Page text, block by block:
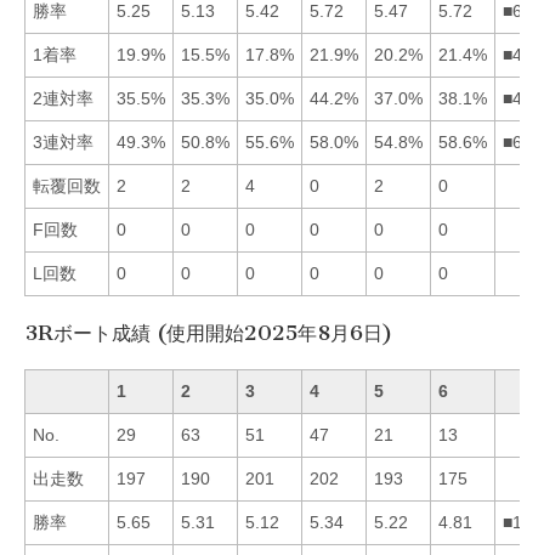
勝率 5.25 5.13 5.42 5.72 5.47 5.72
1着率 19.9% 15.5% 17.8% 21.9% 20.2% 21.4%
2連対率 35.5% 35.3% 35.0% 44.2% 37.0% 38.1%
3連対率 49.3% 50.8% 55.6% 58.0% 54.8% 58.6%
転覆回数 2 2 4 0 2 0
F回数 0 0 0 0 0 0
L回数 0 0 0 0 0 0
3Rボート成績 (使用開始2025年8月6日)
1 2 3 4 5 6
No. 29 63 51 47 21 13
出走数 197 190 201 202 193 175
勝率 5.65 5.31 5.12 5.34 5.22 4.81